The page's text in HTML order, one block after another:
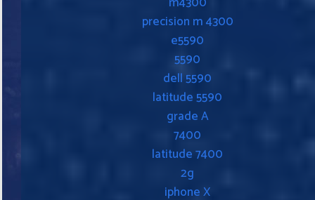
precision m 4300
e5590
5590
dell 5590
latitude 5590
grade A
7400
latitude 7400
2g
iphone X